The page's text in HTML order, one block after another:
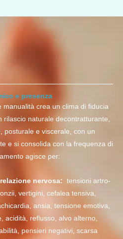
e presenza
manualità crea un clima di fiducia
rilascio naturale decontratturante,
posturale e viscerale, con un
e si consolida con la frequenza di
agisce per:
nervosa: tensioni artro-
vertigini, cefalea tensiva,
ansia, tensione emotiva,
acidità, reflusso, alvo alterno,
pensieri negativi, scarsa